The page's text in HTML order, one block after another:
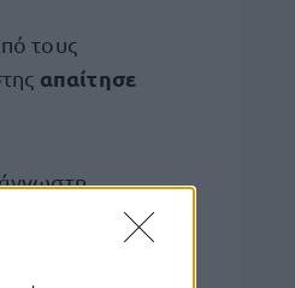
τους
απαίτησε